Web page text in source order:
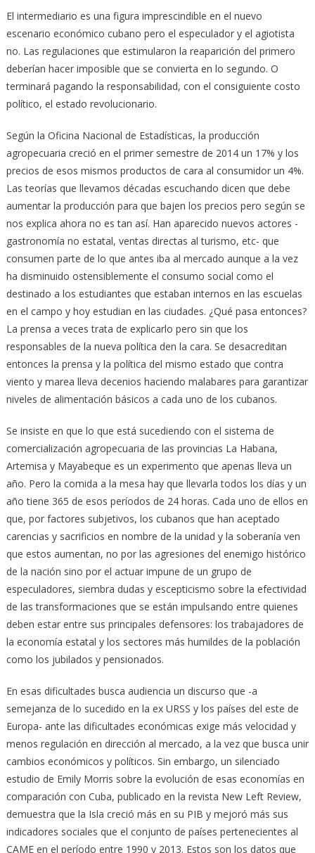
El intermediario es una figura imprescindible en el nuevo
escenario económico cubano pero el especulador y el agiotista
no. Las regulaciones que estimularon la reaparición del primero
deberían hacer imposible que se convierta en lo segundo. O
terminará pagando la responsabilidad, con el consiguiente costo
político, el estado revolucionario.
Según la Oficina Nacional de Estadísticas, la producción
agropecuaria creció en el primer semestre de 2014 un 17% y los
precios de esos mismos productos de cara al consumidor un 4%.
Las teorías que llevamos décadas escuchando dicen que debe
aumentar la producción para que bajen los precios pero según se
nos explica ahora no es tan así. Han aparecido nuevos actores -
gastronomía no estatal, ventas directas al turismo, etc- que
consumen parte de lo que antes iba al mercado aunque a la vez
ha disminuido ostensiblemente el consumo social como el
destinado a los estudiantes que estaban internos en las escuelas
en el campo y hoy estudian en las ciudades. ¿Qué pasa entonces?
La prensa a veces trata de explicarlo pero sin que los
responsables de la nueva política den la cara. Se desacreditan
entonces la prensa y la política del mismo estado que contra
viento y marea lleva decenios haciendo malabares para garantizar
niveles de alimentación básicos a cada uno de los cubanos.
Se insiste en que lo que está sucediendo con el sistema de
comercialización agropecuaria de las provincias La Habana,
Artemisa y Mayabeque es un experimento que apenas lleva un
año. Pero la comida a la mesa hay que llevarla todos los días y un
año tiene 365 de esos períodos de 24 horas. Cada uno de ellos en
que, por factores subjetivos, los cubanos que han aceptado
carencias y sacrificios en nombre de la unidad y la soberanía ven
que estos aumentan, no por las agresiones del enemigo histórico
de la nación sino por el actuar impune de un grupo de
especuladores, siembra dudas y escepticismo sobre la efectividad
de las transformaciones que se están impulsando entre quienes
deben estar entre sus principales defensores: los trabajadores de
la economía estatal y los sectores más humildes de la población
como los jubilados y pensionados.
En esas dificultades busca audiencia un discurso que -a
semejanza de lo sucedido en la ex URSS y los países del este de
Europa- ante las dificultades económicas exige más velocidad y
menos regulación en dirección al mercado, a la vez que busca unir
cambios económicos y políticos. Sin embargo, un silenciado
estudio de Emily Morris sobre la evolución de esas economías en
comparación con Cuba, publicado en la revista New Left Review,
demuestra que la Isla creció más en su PIB y mejoró más sus
indicadores sociales que el conjunto de países pertenecientes al
CAME en el período entre 1990 y 2013. Estos son los datos que